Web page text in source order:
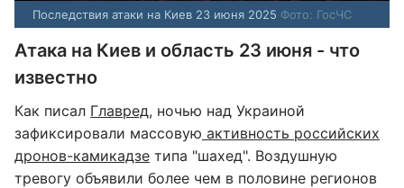
Последствия атаки на Киев 23 июня 2025 Фото: ГосЧС
Атака на Киев и область 23 июня - что
известно
Как писал Главред, ночью над Украиной
зафиксировали массовую активность российских
дронов-камикадзе типа "шахед". Воздушную
тревогу объявили более чем в половине регионов